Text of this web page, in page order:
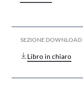
SEZIONE DOWNLOAD
Libro in chiaro